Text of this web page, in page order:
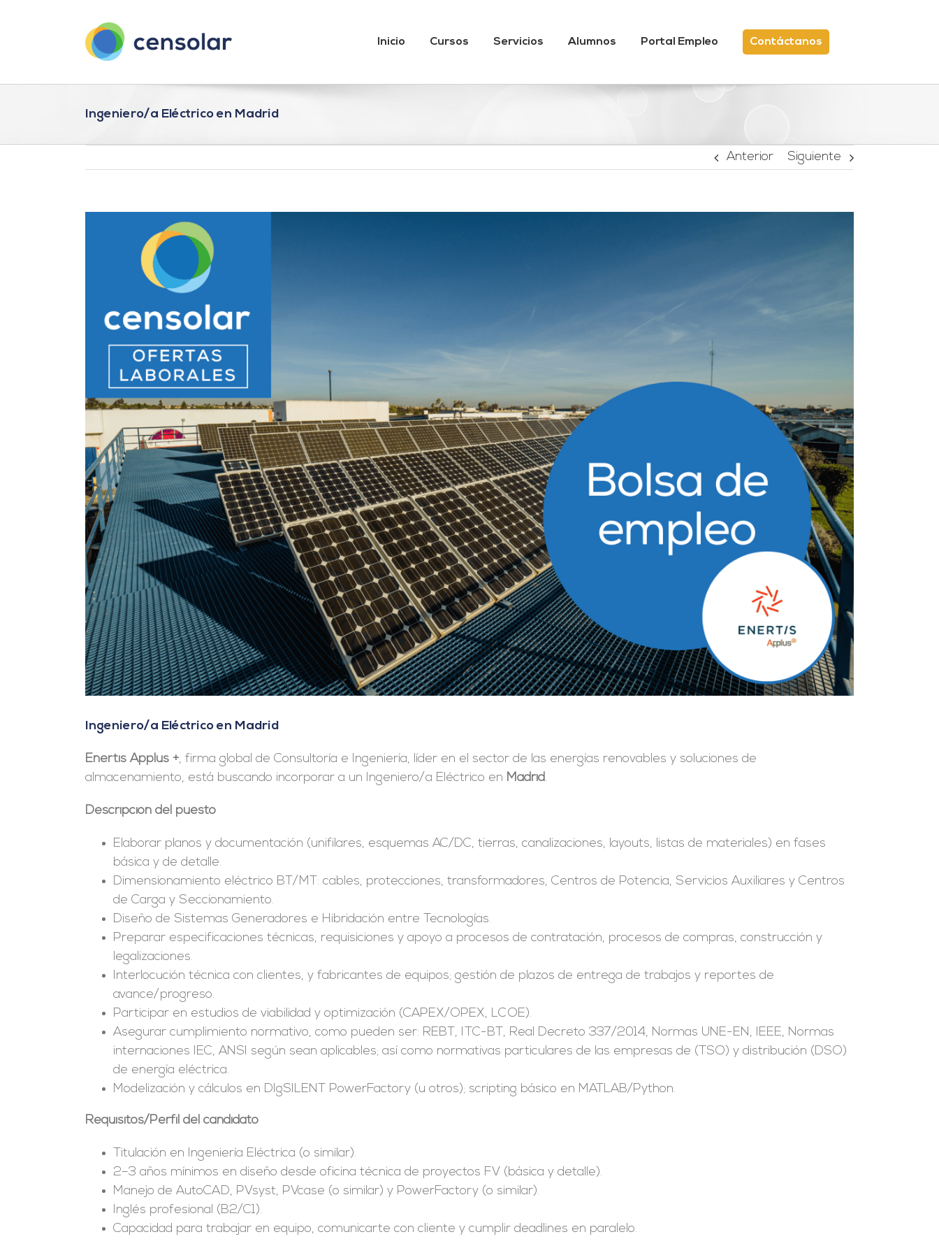
Inicio Cursos Servicios Alumnos Portal Empleo Contáctanos
Ingeniero/a Eléctrico en Madrid
Anterior Siguiente
Ingeniero/a Eléctrico en Madrid
Enertis Applus +, firma global de Consultoría e Ingeniería, líder en el sector de las energías renovables y soluciones de
almacenamiento, está buscando incorporar a un Ingeniero/a Eléctrico en Madrid.
Descripción del puesto
Elaborar planos y documentación (unifilares, esquemas AC/DC, tierras, canalizaciones, layouts, listas de materiales) en fases
básica y de detalle.
Dimensionamiento eléctrico BT/MT: cables, protecciones, transformadores, Centros de Potencia, Servicios Auxiliares y Centros
de Carga y Seccionamiento.
Diseño de Sistemas Generadores e Hibridación entre Tecnologías.
Preparar especificaciones técnicas, requisiciones y apoyo a procesos de contratación, procesos de compras, construcción y
legalizaciones.
Interlocución técnica con clientes, y fabricantes de equipos; gestión de plazos de entrega de trabajos y reportes de
avance/progreso.
Participar en estudios de viabilidad y optimización (CAPEX/OPEX, LCOE).
Asegurar cumplimiento normativo, como pueden ser: REBT, ITC-BT, Real Decreto 337/2014, Normas UNE-EN, IEEE, Normas
internaciones IEC, ANSI según sean aplicables; así como normativas particulares de las empresas de (TSO) y distribución (DSO)
de energía eléctrica.
Modelización y cálculos en DIgSILENT PowerFactory (u otros); scripting básico en MATLAB/Python.
Requisitos/Perfil del candidato
Titulación en Ingeniería Eléctrica (o similar).
2–3 años mínimos en diseño desde oficina técnica de proyectos FV (básica y detalle).
Manejo de AutoCAD, PVsyst, PVcase (o similar) y PowerFactory (o similar).
Inglés profesional (B2/C1).
Capacidad para trabajar en equipo, comunicarte con cliente y cumplir deadlines en paralelo.